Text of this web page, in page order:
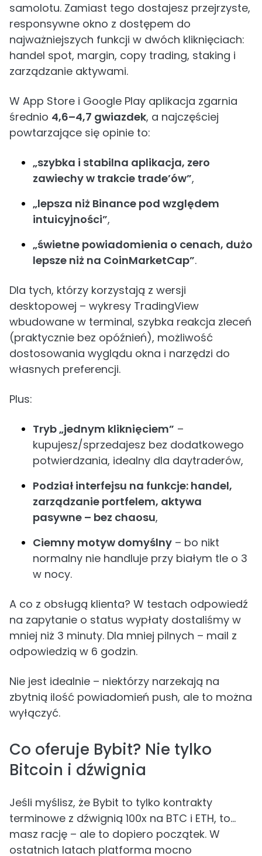
samolotu. Zamiast tego dostajesz przejrzyste,
responsywne okno z dostępem do
najważniejszych funkcji w dwóch kliknięciach:
handel spot, margin, copy trading, staking i
zarządzanie aktywami.
W App Store i Google Play aplikacja zgarnia
średnio 4,6–4,7 gwiazdek, a najczęściej
powtarzające się opinie to:
„szybka i stabilna aplikacja, zero
zawiechy w trakcie trade’ów”,
„lepsza niż Binance pod względem
intuicyjności”,
„świetne powiadomienia o cenach, dużo
lepsze niż na CoinMarketCap”.
Dla tych, którzy korzystają z wersji
desktopowej – wykresy TradingView
wbudowane w terminal, szybka reakcja zleceń
(praktycznie bez opóźnień), możliwość
dostosowania wyglądu okna i narzędzi do
własnych preferencji.
Plus:
Tryb „jednym kliknięciem” –
kupujesz/sprzedajesz bez dodatkowego
potwierdzania, idealny dla daytraderów,
Podział interfejsu na funkcje: handel,
zarządzanie portfelem, aktywa
pasywne – bez chaosu,
Ciemny motyw domyślny – bo nikt
normalny nie handluje przy białym tle o 3
w nocy.
A co z obsługą klienta? W testach odpowiedź
na zapytanie o status wypłaty dostaliśmy w
mniej niż 3 minuty. Dla mniej pilnych – mail z
odpowiedzią w 6 godzin.
Nie jest idealnie – niektórzy narzekają na
zbytnią ilość powiadomień push, ale to można
wyłączyć.
Co oferuje Bybit? Nie tylko
Bitcoin i dźwignia
Jeśli myślisz, że Bybit to tylko kontrakty
terminowe z dźwignią 100x na BTC i ETH, to…
masz rację – ale to dopiero początek. W
ostatnich latach platforma mocno